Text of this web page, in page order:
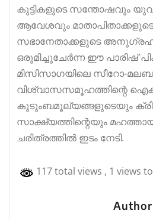
കുട്ടികളുടെ സന്തോഷവും
ആവേശവും മാതാപിതാക്കളുടെ
സഭാനേതാക്കളുടെ
ഒരുമിച്ചുചേർന്ന ഈ പാരിഷ്
മിസിസാഗയിലെ സീറോ-
വിശ്വാസസമൂഹത്തിന്റെ
കുടുംബമൂല്യങ്ങളുടെയും
സാക്ഷ്യത്തിന്റെയും
ചരിത്രത്തിൽ ഇടം നേടി.
117 total views , 1 views
Author